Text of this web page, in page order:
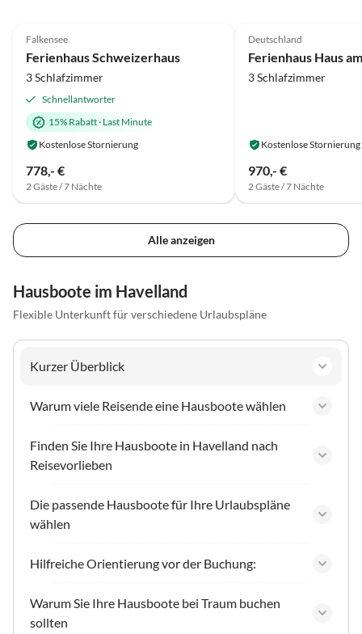
Falkensee
Ferienhaus Schweizerhaus
3 Schlafzimmer
Schnellantworter
15% Rabatt· Last Minute
Kostenlose Stornierung
778,- €
2 Gäste / 7 Nächte
Deutschland
Ferienhaus Haus
3 Schlafzimmer
Kostenlose Stornierung
970,- €
2 Gäste / 7 Nächte
Alle anzeigen
Hausboote im Havelland
Flexible Unterkunft für verschiedene Urlaubspläne
Kurzer Überblick
Warum viele Reisende eine Hausboote wählen
Finden Sie Ihre Hausboote in Havelland nach
Reisevorlieben
Die passende Hausboote für Ihre Urlaubspläne
wählen
Hilfreiche Orientierung vor der Buchung:
Warum Sie Ihre Hausboote bei Traum buchen
sollten